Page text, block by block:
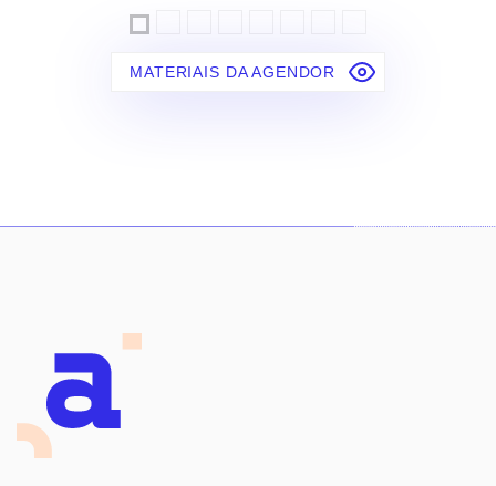
MATERIAIS DA AGENDOR